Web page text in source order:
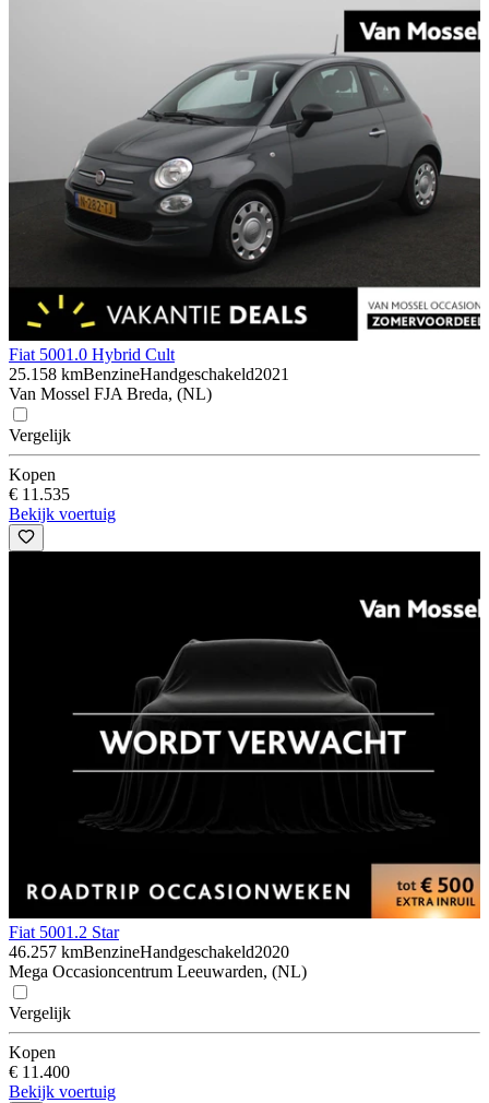
Fiat 5001.0 Hybrid Cult
25.158 kmBenzineHandgeschakeld2021
Van Mossel FJA Breda, (NL)
Vergelijk
Kopen
€ 11.535
Bekijk voertuig
Fiat 5001.2 Star
46.257 kmBenzineHandgeschakeld2020
Mega Occasioncentrum Leeuwarden, (NL)
Vergelijk
Kopen
€ 11.400
Bekijk voertuig